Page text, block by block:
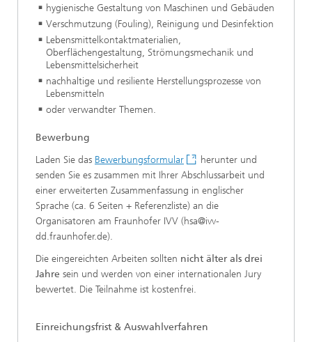
hygienische Gestaltung von Maschinen und Gebäuden
Verschmutzung (Fouling), Reinigung und Desinfektion
Lebensmittelkontaktmaterialien,
Oberflächengestaltung, Strömungsmechanik und
Lebensmittelsicherheit
nachhaltige und resiliente Herstellungsprozesse von
Lebensmitteln
oder verwandter Themen.
Bewerbung
Laden Sie das Bewerbungsformular
herunter und
senden Sie es zusammen mit Ihrer Abschlussarbeit und
einer erweiterten Zusammenfassung in englischer
Sprache (ca. 6 Seiten + Referenzliste) an die
Organisatoren am Fraunhofer IVV (hsa@ivv-
dd.fraunhofer.de).
Die eingereichten Arbeiten sollten nicht älter als drei
Jahre sein und werden von einer internationalen Jury
bewertet. Die Teilnahme ist kostenfrei.
Einreichungsfrist & Auswahlverfahren